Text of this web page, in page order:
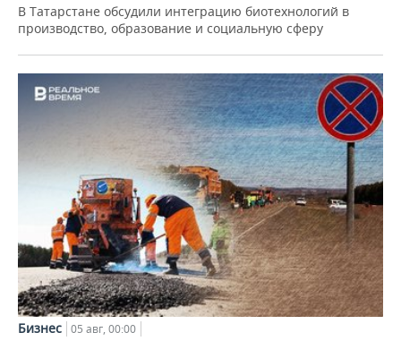
В Татарстане обсудили интеграцию биотехнологий в
производство, образование и социальную сферу
Бизнес 05 авг, 00:00